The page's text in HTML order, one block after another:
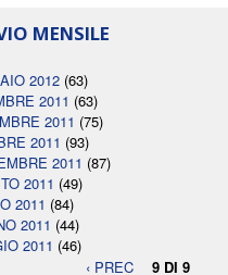
MENSILE
2012 (63)
2011 (63)
2011 (75)
2011 (93)
2011 (87)
2011 (49)
2011 (84)
2011 (44)
2011 (46)
‹ PREC
9 DI 9